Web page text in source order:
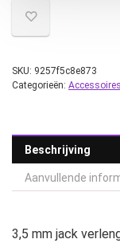
SKU: 9257f5c8e873
Categorieën: Accessoires
Beschrijving
Aanvullende
3,5 mm jack